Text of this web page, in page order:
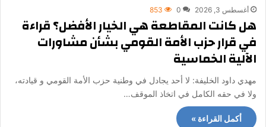
أغسطس 3, 2026 0
853
هل كانت المقاطعة هي الخيار الأفضل؟ قراءة
في قرار حزب الأمة القومي بشأن مشاورات
الآلية الخماسية
مهدي داود الخليفة: لا أحد يجادل في وطنية حزب الأمة القومي و قيادته،
ولا في حقه الكامل في اتخاذ الموقف…
أكمل القراءة »